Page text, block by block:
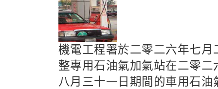
機電工程署於二零二六年七月
整專用石油氣加氣站在二零二
八月三十一日期間的車用石油